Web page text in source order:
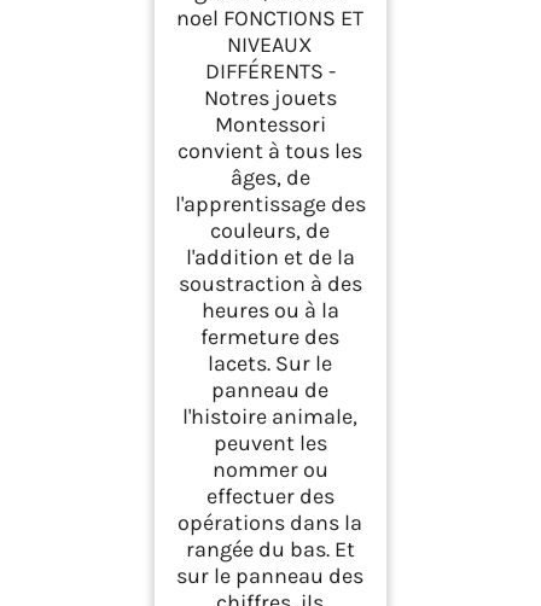
noel FONCTIONS ET
NIVEAUX
DIFFÉRENTS -
Notres jouets
Montessori
convient à tous les
âges, de
l'apprentissage des
couleurs, de
l'addition et de la
soustraction à des
heures ou à la
fermeture des
lacets. Sur le
panneau de
l'histoire animale,
peuvent les
nommer ou
effectuer des
opérations dans la
rangée du bas. Et
sur le panneau des